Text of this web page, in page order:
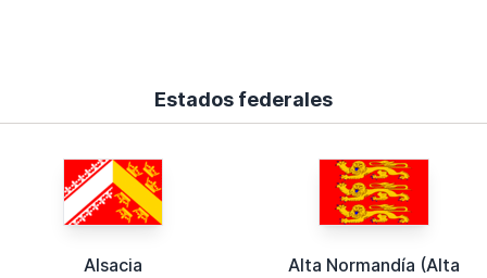
Estados federales
Alsacia
Alta Normandía (Alta